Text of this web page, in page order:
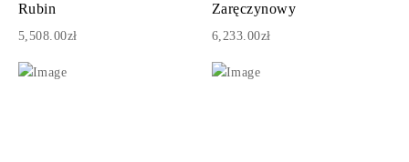
Rubin
5,508.00zł
Zaręczynowy
6,233.00zł